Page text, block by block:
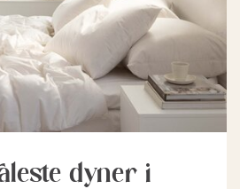
dyner i